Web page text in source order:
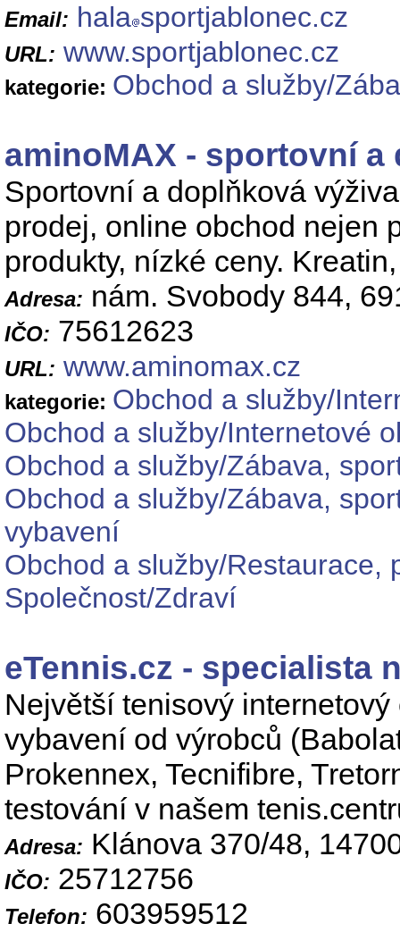
Email: hala sportjablonec.cz
URL: www.sportjablonec.cz
kategorie: Obchod a služby/
aminoMAX - sportovní
Sportovní a doplňková
prodej, online obchod nejen
produkty, nízké ceny.
Adresa: nám. Svobody 844,
IČO: 75612623
URL: www.aminomax.cz
kategorie: Obchod a služby/
Obchod a služby/Internetové
Obchod a služby/Zábava,
Obchod a služby/Zábava,
vybavení
Obchod a služby/Restaurace,
Společnost/Zdraví
eTennis.cz - specialista
Největší tenisový
vybavení od výrobců
Prokennex, Tecnifibre,
testování v našem
Adresa: Klánova 370/48,
IČO: 25712756
Telefon: 603959512